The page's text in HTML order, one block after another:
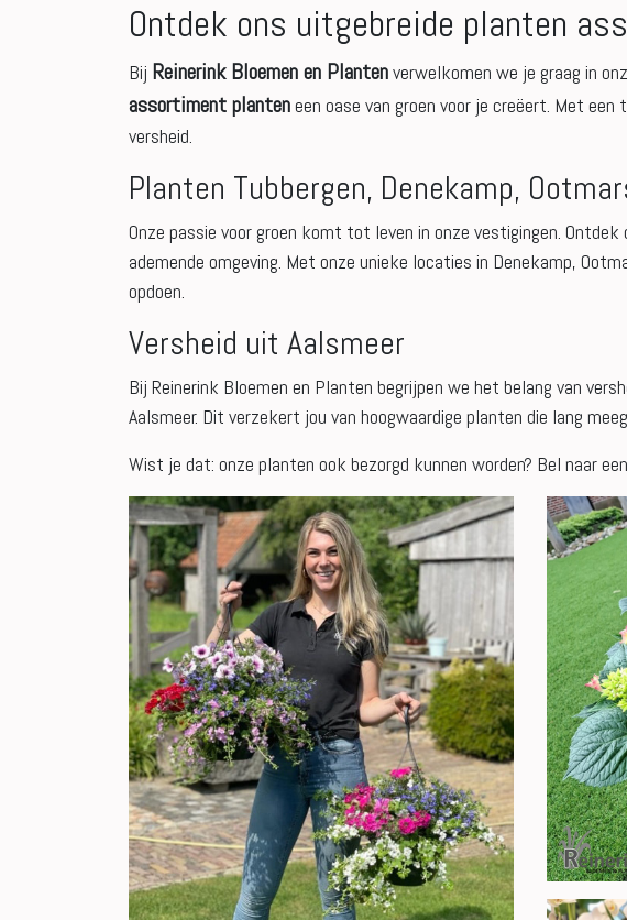
Ontdek ons uitgebreide planten
Bij Reinerink Bloemen en Plantenverwelkomen we je graag in
assortiment planteneen oase van groen voor je creëert. Met
versheid.
Planten Tubbergen, Denekamp,
Onze passie voor groen komt tot leven in onze vestigingen.
ademende omgeving. Met onze unieke locaties in Denekamp,
opdoen.
Versheid uit Aalsmeer
Bij Reinerink Bloemen en Planten begrijpen we het belang van
Aalsmeer. Dit verzekert jou van hoogwaardige planten die lang
Wist je dat: onze planten ook bezorgd kunnen worden? Bel naar